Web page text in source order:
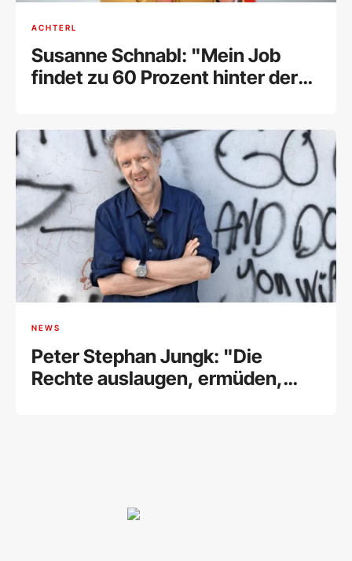
ACHTERL
Susanne Schnabl: "Mein Job
findet zu 60 Prozent hinter der
NEWS
Peter Stephan Jungk: "Die
Rechte auslaugen, ermüden,